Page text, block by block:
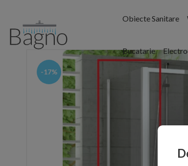
Obiecte Sanitare
Bucatarie
-17%